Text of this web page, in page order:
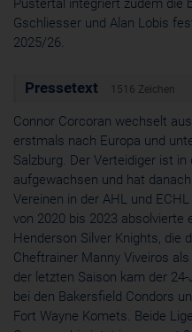
Pustertal integriert zudem die
Gschliesser und Alan Lobis
2025/26.
Pressetext 1516 Zeichen
Connor Corcoran wechselt
erstmals nach Europa und
Salzburg. Der Verteidiger ist
aufgewachsen und hat
Vereinen in der AHL und
von 2020 bis 2023 absolvierte
Henderson Silver Knights, die
Cheftrainer Manny Viveiros
der letzten Saison kam der
bei den Bakersfield Condors
Fort Wayne Komets. Beide
Cookie
ahoy_*
_ga, _gid
Cookies der eingeblendeten